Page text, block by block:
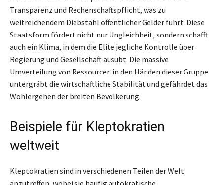
Transparenz und Rechenschaftspflicht, was zu
weitreichendem Diebstahl öffentlicher Gelder führt. Diese
Staatsform fördert nicht nur Ungleichheit, sondern schafft
auch ein Klima, in dem die Elite jegliche Kontrolle über
Regierung und Gesellschaft ausübt. Die massive
Umverteilung von Ressourcen in den Händen dieser Gruppe
untergräbt die wirtschaftliche Stabilität und gefährdet das
Wohlergehen der breiten Bevölkerung.
Beispiele für Kleptokratien
weltweit
Kleptokratien sind in verschiedenen Teilen der Welt
anzutreffen, wobei sie häufig autokratische